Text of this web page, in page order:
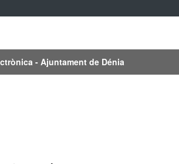
- Ajuntament de Dénia